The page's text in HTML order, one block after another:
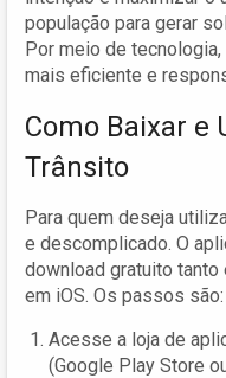
população para gerar
Por meio de
mais eficiente e
Como Baixar e
Trânsito
Para quem deseja
e descomplicado. O
download gratuito
em iOS. Os passos são:
Acesse a loja de
(Google Play Store